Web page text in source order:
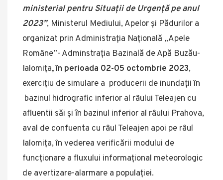
ministerial pentru Situații de Urgență pe anul
2023”, Ministerul Mediului, Apelor și Pădurilor a
organizat prin Administrația Națională „Apele
Române”- Adminstrația Bazinală de Apă Buzău-
Ialomița, în perioada 02-05 octombrie 2023,
exercițiu de simulare a producerii de inundații în
bazinul hidrografic inferior al râului Teleajen cu
afluentii sǎi și ȋn bazinul inferior al râului Prahova,
aval de confuenta cu râul Teleajen apoi pe râul
Ialomița, în vederea verificării modului de
funcționare a fluxului informațional meteorologic
de avertizare-alarmare a populației.